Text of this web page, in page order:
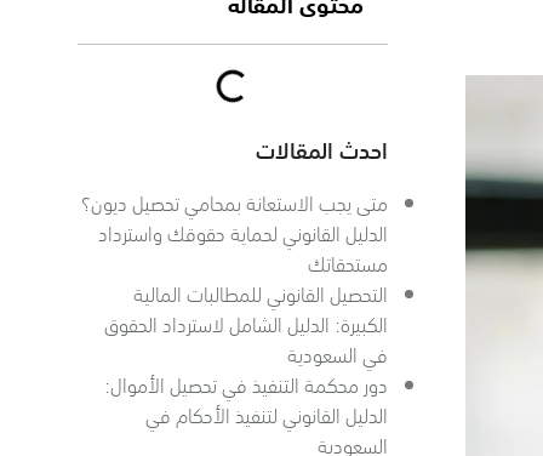
احدث المقالات
متى يجب الاستعانة بمحامي تحصيل ديون؟
الدليل القانوني لحماية حقوقك واسترداد
مستحقاتك
التحصيل القانوني للمطالبات المالية
الكبيرة: الدليل الشامل لاسترداد الحقوق
في السعودية
دور محكمة التنفيذ في تحصيل الأموال:
الدليل القانوني لتنفيذ الأحكام في
السعودية